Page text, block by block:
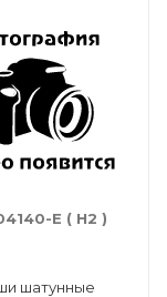
Е ( Н2 )
шатунные